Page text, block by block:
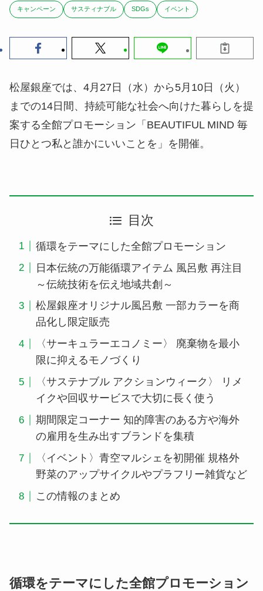
キャンペーン サスティナブル SDGs イベント
松屋銀座では、4月27日（水）から5月10日（火）
までの14日間、持続可能な社会へ向けた暮らしを提
案する全館プロモーション「BEAUTIFUL MIND 毎
日ひとつ私と誰かにいいことを」を開催。
目次
循環をテーマにした全館プロモーション
日本伝統の万能循環アイテム 風呂敷 再注目
～伝統技術を伝え地域共創～
松屋銀座オリジナル風呂敷 一部カラーを商
品化し限定販売
〈サーキュラーエコノミー〉 廃棄物を最小
限に抑えるモノづくり
〈サステナブル アクションウィーク〉 リメ
イクや回収サービスで大切に長く使う
期間限定コーナー 知的障害のある方や海外
の雇用を生み出すブランドを集積
〈イベント〉青空マルシェを初開催 規格外
野菜のアップサイクルやプラフリー雑貨など
この情報のまとめ
循環をテーマにした全館プロモーション